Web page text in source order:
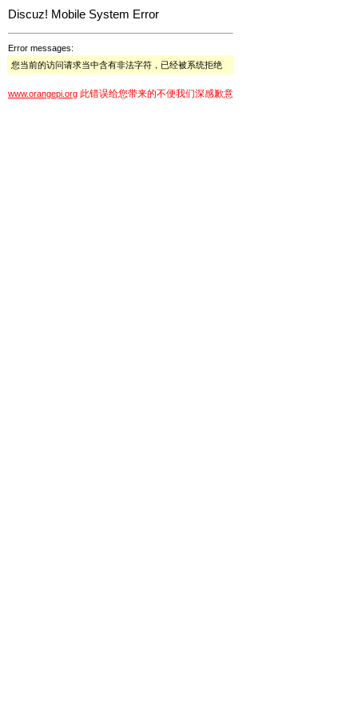
Discuz! Mobile System Error
Error messages:
您当前的访问请求当中含有非法字符，已经被系统拒绝
www.orangepi.org 此错误给您带来的不便我们深感歉意